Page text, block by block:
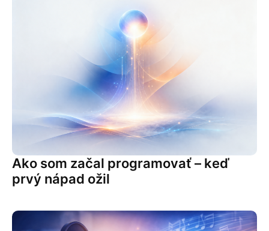
Ako som začal programovať – keď
prvý nápad ožil